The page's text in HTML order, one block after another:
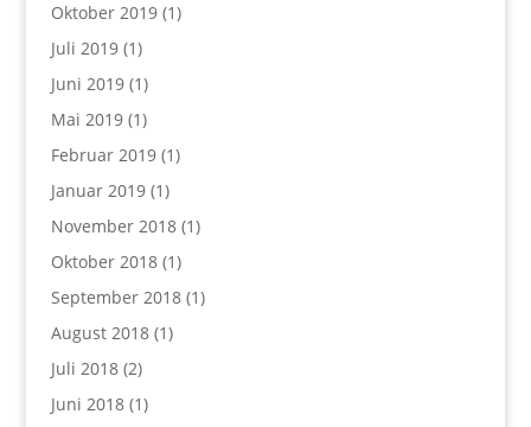
Oktober 2019(1)
Juli 2019(1)
Juni 2019(1)
Mai 2019(1)
Februar 2019(1)
Januar 2019(1)
November 2018(1)
Oktober 2018(1)
September 2018(1)
August 2018(1)
Juli 2018(2)
Juni 2018(1)